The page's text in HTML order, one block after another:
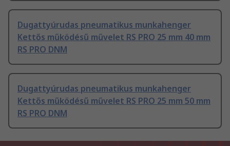
Dugattyúrudas pneumatikus munkahenger
Kettős működésű művelet RS PRO 25 mm 40 mm
RS PRO DNM
Dugattyúrudas pneumatikus munkahenger
Kettős működésű művelet RS PRO 25 mm 50 mm
RS PRO DNM